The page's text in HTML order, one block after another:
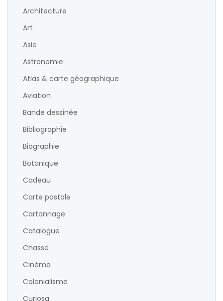
Architecture
Art
Asie
Astronomie
Atlas & carte géographique
Aviation
Bande dessinée
Bibliographie
Biographie
Botanique
Cadeau
Carte postale
Cartonnage
Catalogue
Chasse
Cinéma
Colonialisme
Curiosa